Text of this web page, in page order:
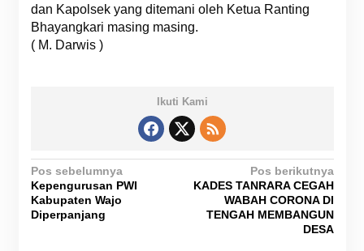
dan Kapolsek yang ditemani oleh Ketua Ranting
Bhayangkari masing masing.
( M. Darwis )
Ikuti Kami
N
a
v
Pos sebelumnya
Kepengurusan PWI
Kabupaten Wajo
Diperpanjang
Pos berikutnya
KADES TANRARA CEGAH
WABAH CORONA DI
TENGAH MEMBANGUN
DESA